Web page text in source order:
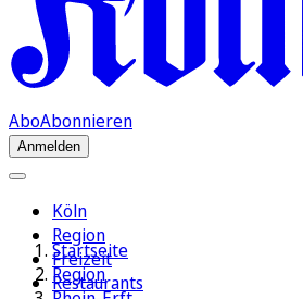
AboAbonnieren
Anmelden
Köln
Region
Freizeit
Restaurants
Startseite
Region